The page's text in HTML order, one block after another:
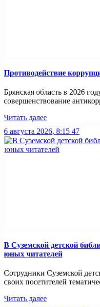
Противодействие
Брянская область в 2026
совершенствование
Читать далее
6 августа 2026, 8:15 47
В Суземской детской
юных читателей
Сотрудники Суземской
своих посетителей
Читать далее